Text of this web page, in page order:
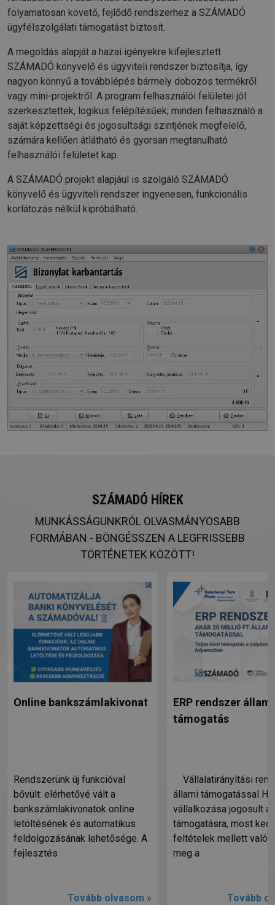
folyamatosan követő, fejlődő rendszerhez a SZÁMADÓ
ügyfélszolgálati támogatást biztosít.
A megoldás alapját a hazai igényekre kifejlesztett
SZÁMADÓ könyvelő és ügyviteli rendszer biztosítja, így
nagyon könnyű a továbblépés bármely dobozos termékről
vagy mini-projektről. A program felhasználói felületei jól
szerkesztettek, logikus felépítésűek; minden felhasználó a
saját képzettségi és jogosultsági szintjének megfelelő,
számára kellően átlátható és gyorsan megtanulható
felhasználói felületet kap.
A SZÁMADÓ projekt alapjául is szolgáló SZÁMADÓ
könyvelő és ügyviteli rendszer ingyenesen, funkcionális
korlátozás nélkül kipróbálható.
SZÁMADÓ HÍREK
MUNKÁSSÁGUNKRÓL OLVASMÁNYOSABB
FORMÁBAN - BÖNGÉSSZEN A LEGFRISSEBB
TÖRTÉNETEK KÖZÖTT!
Online bankszámlakivonat
Rendszerünk új funkcióval
bővült: elérhetővé vált a
bankszámlakivonatok online
letöltésének és automatikus
feldolgozásának lehetősége. A
fejlesztés
Tovább olvasom »
ERP rendszer állami
támogatás
Vállalatirányítási
állami támogatással Ha
vállalkozása jogosult
támogatásra, most
feltételek mellett
meg a
Tovább